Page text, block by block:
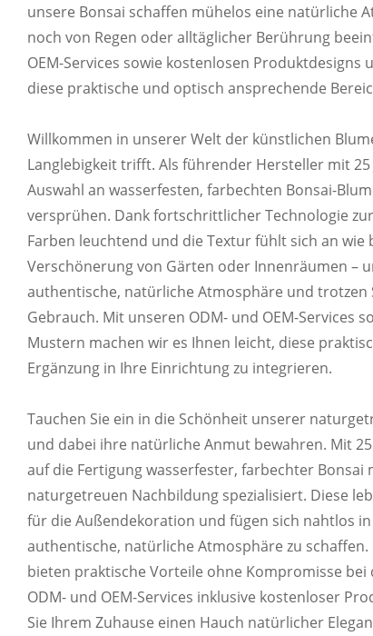
unsere Bonsai schaffen mühelos eine natürliche
noch von Regen oder alltäglicher Berührung
OEM-Services sowie kostenlosen
diese praktische und optisch ansprechende
Willkommen in unserer Welt der künstlichen
Langlebigkeit trifft. Als führender Hersteller mit
Auswahl an wasserfesten, farbechten Bonsai-
versprühen. Dank fortschrittlicher Technologie
Farben leuchtend und die Textur fühlt sich an wie
Verschönerung von Gärten oder Innenräumen –
authentische, natürliche Atmosphäre und trotzen
Gebrauch. Mit unseren ODM- und OEM-Services
Mustern machen wir es Ihnen leicht, diese
Ergänzung in Ihre Einrichtung zu integrieren.
Tauchen Sie ein in die Schönheit unserer
und dabei ihre natürliche Anmut bewahren. Mit
auf die Fertigung wasserfester, farbechter
naturgetreuen Nachbildung spezialisiert. Diese
für die Außendekoration und fügen sich nahtlos
authentische, natürliche Atmosphäre zu
bieten praktische Vorteile ohne Kompromisse bei
ODM- und OEM-Services inklusive kostenloser
Sie Ihrem Zuhause einen Hauch natürlicher
IN VERSCHIEDENEN
Passen Sie die Farbe Ihres Produkts
IN VERSCHIEDENEN
Passen Sie die Farbe Ihres Produkts
Wir können exklusive Etiketten,